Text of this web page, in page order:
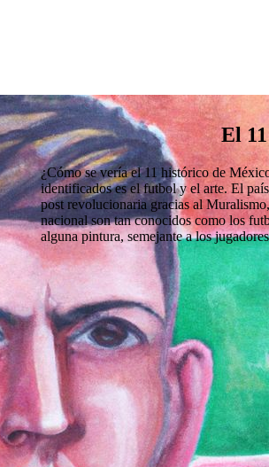
El
¿Cómo se vería el 11 histórico de
identificados es el futbol y el arte. El
post revolucionaria gracias al
nacional son tan conocidos como los
alguna pintura, semejante a los